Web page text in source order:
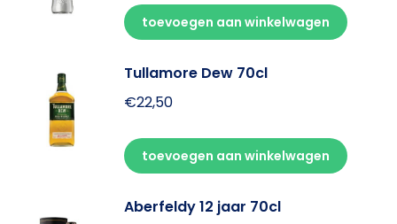
toevoegen aan winkelwagen
Tullamore Dew 70cl
€22,50
toevoegen aan winkelwagen
Aberfeldy 12 jaar 70cl